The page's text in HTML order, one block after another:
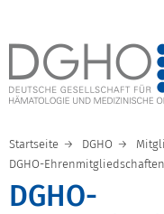
Startseite DGHO
DGHO-
DGHO-